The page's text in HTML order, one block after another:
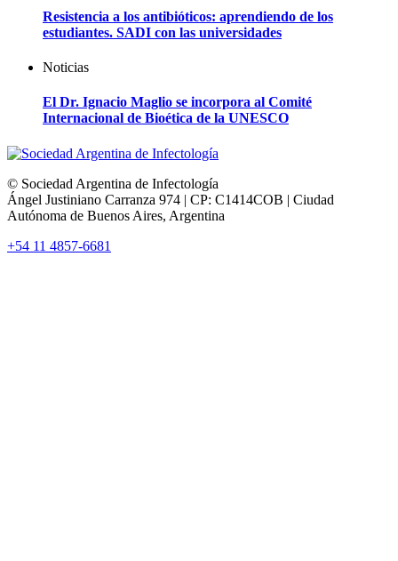
Resistencia a los antibióticos: aprendiendo de los
estudiantes. SADI con las universidades
Noticias
El Dr. Ignacio Maglio se incorpora al Comité
Internacional de Bioética de la UNESCO
© Sociedad Argentina de Infectología
Ángel Justiniano Carranza 974 | CP: C1414COB | Ciudad
Autónoma de Buenos Aires, Argentina
+54 11 4857-6681